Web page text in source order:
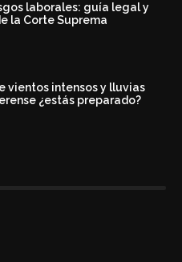
laborales: guía legal y
la Corte Suprema
vientos intensos y lluvias
¿estás preparado?